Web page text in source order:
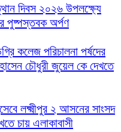
দিবস ২০২৬ উপলক্ষ্যে
পুষ্পস্তবক অর্পণ
কলেজ পরিচালনা পর্ষদের
চৌধুরী জুয়েল কে দেখতে
লক্ষ্মীপুর ২ আসনের সাংসদ
চায় এলাকাবাসী